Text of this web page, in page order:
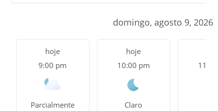
domingo, agosto 9, 2026
hoje
9:00 pm
Parcialmente
hoje
10:00 pm
Claro